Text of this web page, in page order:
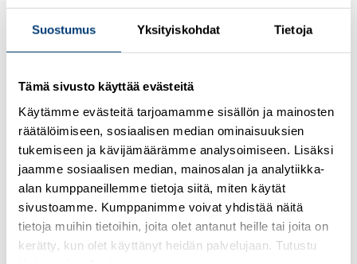
Suostumus Yksityiskohdat Tietoja
Tämä sivusto käyttää evästeitä
Käytämme evästeitä tarjoamamme sisällön ja mainosten
räätälöimiseen, sosiaalisen median ominaisuuksien
tukemiseen ja kävijämäärämme analysoimiseen. Lisäksi
jaamme sosiaalisen median, mainosalan ja analytiikka-
alan kumppaneillemme tietoja siitä, miten käytät
sivustoamme. Kumppanimme voivat yhdistää näitä
tietoja muihin tietoihin, joita olet antanut heille tai joita on
kerätty, kun olet käyttänyt heidän palvelujaan. Tutustu
Kirjaudu sisään nähdäksesi hinnat ja käyttääksesi
verkkokauppaa
Eaton Moeller® series RMQ16 Indicator light, flush, yellow
Q18LF-GE
Lisätietoja tuotteesta
Osasto:Eaton